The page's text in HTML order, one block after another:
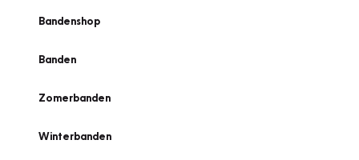
Bandenshop
Banden
Zomerbanden
Winterbanden